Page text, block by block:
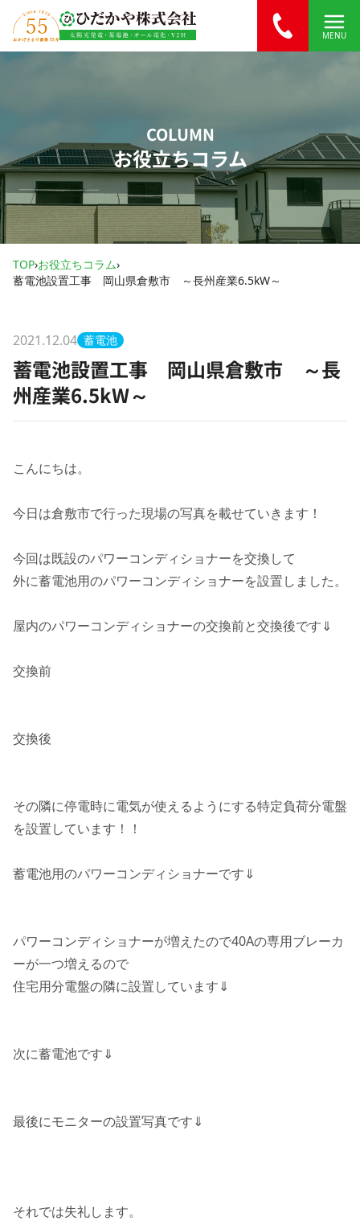
内容をスキップ
MENU
COLUMN
お役立ちコラム
TOP›お役立ちコラム›
蓄電池設置工事 岡山県倉敷市 ～長州産業6.5kW～
2021.12.04 蓄電池
蓄電池設置工事 岡山県倉敷市 ～長
州産業6.5kW～
こんにちは。
今日は倉敷市で行った現場の写真を載せていきます！
今回は既設のパワーコンディショナーを交換して
外に蓄電池用のパワーコンディショナーを設置しました。
屋内のパワーコンディショナーの交換前と交換後です⇓
交換前
交換後
その隣に停電時に電気が使えるようにする特定負荷分電盤
を設置しています！！
蓄電池用のパワーコンディショナーです⇓
パワーコンディショナーが増えたので40Aの専用ブレーカ
ーが一つ増えるので
住宅用分電盤の隣に設置しています⇓
次に蓄電池です⇓
最後にモニターの設置写真です⇓
それでは失礼します。